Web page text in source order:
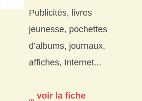
Publicités, livres
jeunesse, pochettes
d’albums, journaux,
affiches, Internet...
voir la fiche